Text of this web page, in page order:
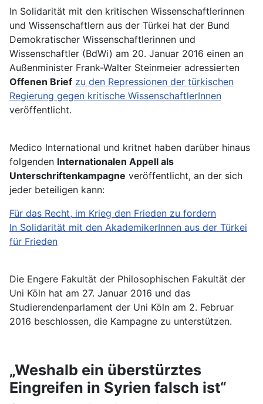
In Solidarität mit den kritischen Wissenschaftlerinnen
und Wissenschaftlern aus der Türkei hat der Bund
Demokratischer Wissenschaftlerinnen und
Wissenschaftler (BdWi) am 20. Januar 2016 einen an
Außenminister Frank-Walter Steinmeier adressierten
Offenen Brief zu den Repressionen der türkischen
Regierung gegen kritische WissenschaftlerInnen
veröffentlicht.
Medico International und kritnet haben darüber hinaus
folgenden Internationalen Appell als
Unterschriftenkampagne veröffentlicht, an der sich
jeder beteiligen kann:
Für das Recht, im Krieg den Frieden zu fordern
In Solidarität mit den AkademikerInnen aus der Türkei
für Frieden
Die Engere Fakultät der Philosophischen Fakultät der
Uni Köln hat am 27. Januar 2016 und das
Studierendenparlament der Uni Köln am 2. Februar
2016 beschlossen, die Kampagne zu unterstützen.
„Weshalb ein überstürztes
Eingreifen in Syrien falsch ist“